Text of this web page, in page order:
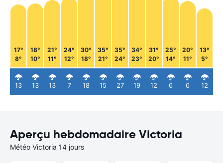
17°
8°
13
18°
10°
13
21°
11°
13
24°
12°
7
30°
18°
18
35°
21°
15
35°
24°
27
34°
23°
19
31°
20°
12
25°
14°
6
20°
11°
6
13°
5°
12
Aperçu hebdomadaire Victoria
Météo Victoria 14 jours